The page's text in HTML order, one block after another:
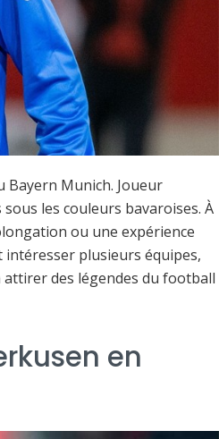
Bayern Munich. Joueur
les couleurs bavaroises. À
ou une expérience
plusieurs équipes,
attirer des légendes du football
en